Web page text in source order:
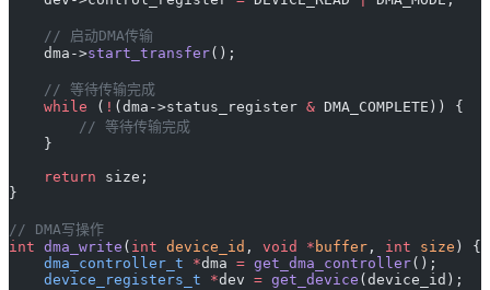
    // 启动DMA传输
    dma->
start_transfer();
    // 等待传输完成
    while
( ! (dma->status_register & DMA_COMPLETE)) {
        // 等待传输完成
    }
    return
size;
}
// DMA写操作
int dma_write ( int device_id , void * buffer , int size ) {
    dma_controller_t
*dma = get_dma_controller();
    device_registers_t
*dev = get_device (device_id);